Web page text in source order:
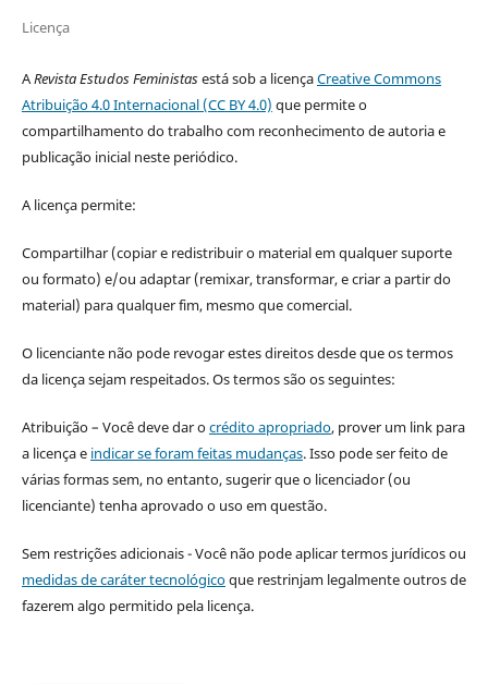
Licença
ARevista Estudos Feministasestá sob a licençaCreative Commons
Atribuição 4.0 Internacional (CC BY 4.0) que permite o
compartilhamento do trabalho com reconhecimento de autoria e
publicação inicial neste periódico.
A licença permite:
Compartilhar (copiar e redistribuir o material em qualquer suporte
ou formato) e/ou adaptar (remixar, transformar, e criar a partir do
material) para qualquer fim, mesmo que comercial.
O licenciante não pode revogar estes direitos desde que os termos
da licença sejam respeitados. Os termos são os seguintes:
Atribuição – Você deve dar ocrédito apropriado, prover um link para
a licença e indicar se foram feitas mudanças. Isso pode ser feito de
várias formas sem, no entanto, sugerir que o licenciador (ou
licenciante) tenha aprovado o uso em questão.
Sem restrições adicionais - Você não pode aplicar termos jurídicos ou
medidas de caráter tecnológicoque restrinjam legalmente outros de
fazerem algo permitido pela licença.